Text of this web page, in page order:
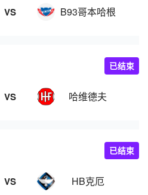
VS B93哥本哈根
VS 哈维德夫
已结束
VS HB克厄
已结束